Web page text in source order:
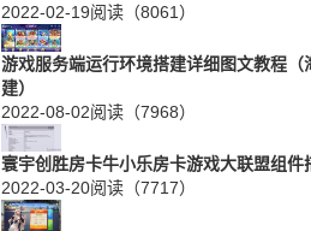
2022-02-19阅读（8061）
游戏服务端运行环境搭建详细图文教程（
建）
2022-08-02阅读（7968）
寰宇创胜房卡牛小乐房卡游戏大联盟组件
2022-03-20阅读（7717）